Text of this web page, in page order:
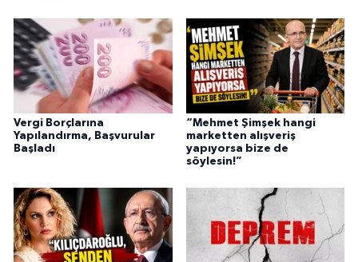
Vergi Borçlarına
Yapılandırma, Başvurular
Başladı
“Mehmet Şimşek hangi
marketten alışveriş
yapıyorsa bize de
söylesin!”